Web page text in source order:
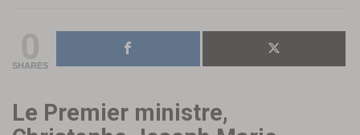
SHARES
Le Premier ministre,